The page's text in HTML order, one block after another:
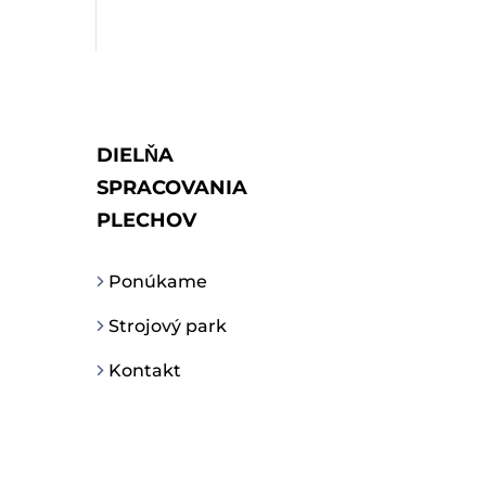
DIELŇA
SPRACOVANIA
PLECHOV
Ponúkame
Strojový park
Kontakt